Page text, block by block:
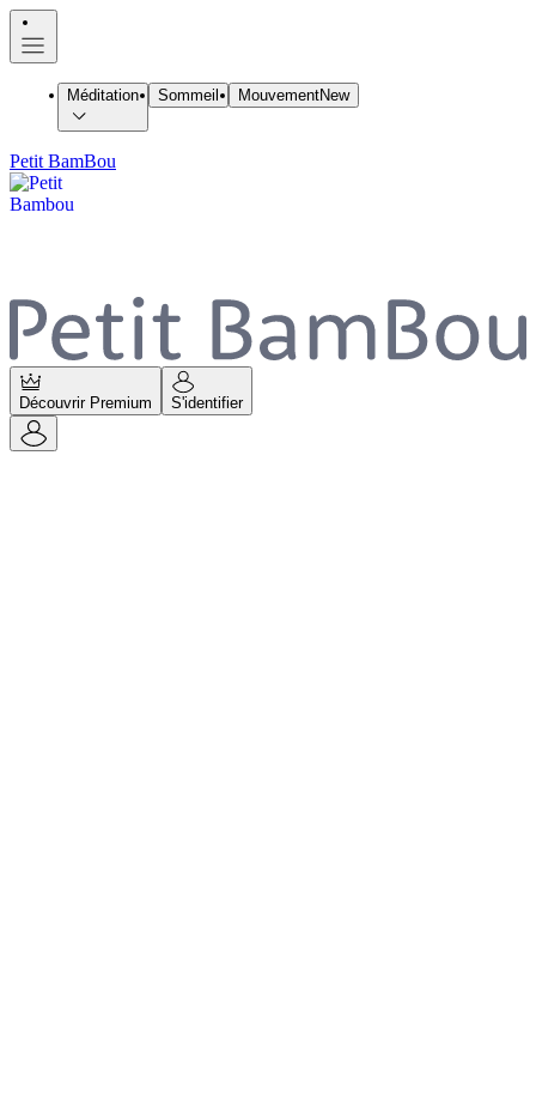
Méditation Sommeil MouvementNew
Petit BamBou
Découvrir Premium S'identifier